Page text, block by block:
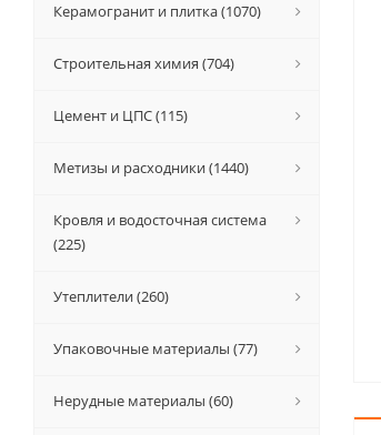
Керамогранит и плитка (1070)
Строительная химия (704)
Цемент и ЦПС (115)
Метизы и расходники (1440)
Кровля и водосточная система
(225)
Утеплители (260)
Упаковочные материалы (77)
Нерудные материалы (60)